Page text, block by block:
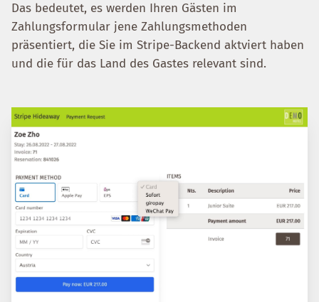
Das bedeutet, es werden Ihren Gästen im
Zahlungsformular jene Zahlungsmethoden
präsentiert, die Sie im Stripe-Backend aktviert haben
und die für das Land des Gastes relevant sind.